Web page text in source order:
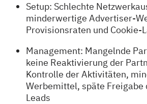
Setup: Schlechte
minderwertige Advertiser-
Provisionsraten und Cookie-
Management: Mangelnde
keine Reaktivierung der
Kontrolle der Aktivitäten,
Werbemittel, späte Freigabe
Leads